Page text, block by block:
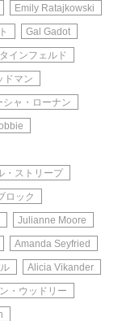
Emily Ratajkowski
Gal Gadot
インフェルド
ドマン
シャ・ローナン
・ストリープ
ロック
Julianne Moore
Amanda Seyfried
Alicia Vikander
・ウッドリー